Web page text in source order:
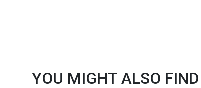
YOU MIGHT ALSO